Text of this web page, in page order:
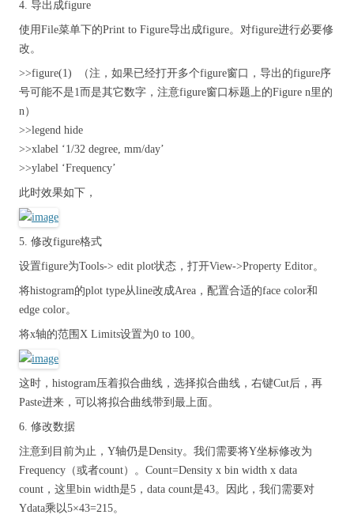
4. 导出成figure
使用File菜单下的Print to Figure导出成figure。对figure进行必要修
改。
>>figure(1) （注，如果已经打开多个figure窗口，导出的figure序
号可能不是1而是其它数字，注意figure窗口标题上的Figure n里的
n）
>>legend hide
>>xlabel ‘1/32 degree, mm/day’
>>ylabel ‘Frequency’
此时效果如下，
5. 修改figure格式
设置figure为Tools-> edit plot状态，打开View->Property Editor。
将histogram的plot type从line改成Area，配置合适的face color和
edge color。
将x轴的范围X Limits设置为0 to 100。
这时，histogram压着拟合曲线，选择拟合曲线，右键Cut后，再
Paste进来，可以将拟合曲线带到最上面。
6. 修改数据
注意到目前为止，Y轴仍是Density。我们需要将Y坐标修改为
Frequency（或者count）。Count=Density x bin width x data
count，这里bin width是5，data count是43。因此，我们需要对
Ydata乘以5×43=215。